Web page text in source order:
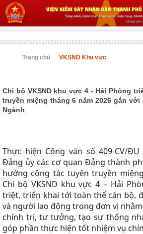
Trang chủ VKSND Khu vực
Chi bộ VKSND khu vực 4 - Hải Phòng
truyền miệng tháng 6 năm 2026 gắn
Ngành
Thực hiện Công văn số 409-CV/
Đảng ủy các cơ quan Đảng thành
hướng công tác tuyên truyền
Chi bộ VKSND khu vực 4 – Hải
triệt, triển khai tới toàn thể cán bộ,
và người lao động trong đơn vị
chính trị, tư tưởng, tạo sự thống
góp phần thực hiện tốt nhiệm vụ